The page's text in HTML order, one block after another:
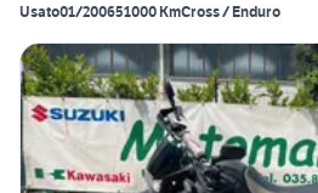
Usato01/200651000 KmCross / Enduro